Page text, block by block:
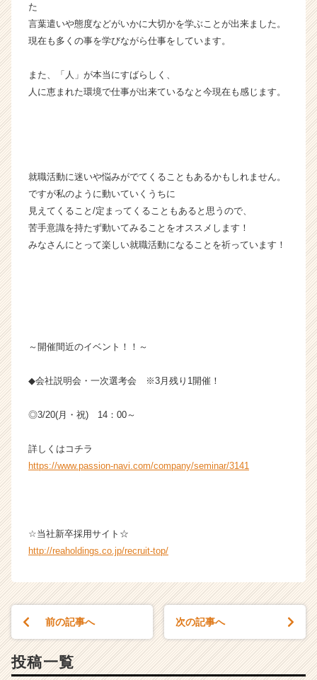
た
言葉遣いや態度などがいかに大切かを学ぶことが出来ました。
現在も多くの事を学びながら仕事をしています。
また、「人」が本当にすばらしく、
人に恵まれた環境で仕事が出来ているなと今現在も感じます。
就職活動に迷いや悩みがでてくることもあるかもしれません。
ですが私のように動いていくうちに
見えてくること/定まってくることもあると思うので、
苦手意識を持たず動いてみることをオススメします！
みなさんにとって楽しい就職活動になることを祈っています！
～開催間近のイベント！！～
◆会社説明会・一次選考会 ※3月残り1開催！
◎3/20(月・祝) 14：00～
詳しくはコチラ
https://www.passion-navi.com/company/seminar/3141
☆当社新卒採用サイト☆
http://reaholdings.co.jp/recruit-top/
前の記事へ 次の記事へ
投稿一覧